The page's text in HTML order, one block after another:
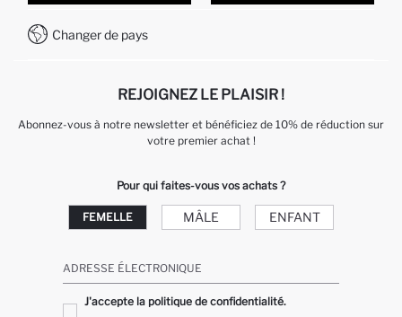
Comment payer sur DeFacto?
Service Client +212 525 076 633
Changer de pays
REJOIGNEZ LE PLAISIR !
Abonnez-vous à notre newsletter et bénéficiez de 10% de réduction sur
votre premier achat !
Pour qui faites-vous vos achats ?
FEMELLE MÂLE ENFANT
ADRESSE ÉLECTRONIQUE
J'accepte la politique de confidentialité.